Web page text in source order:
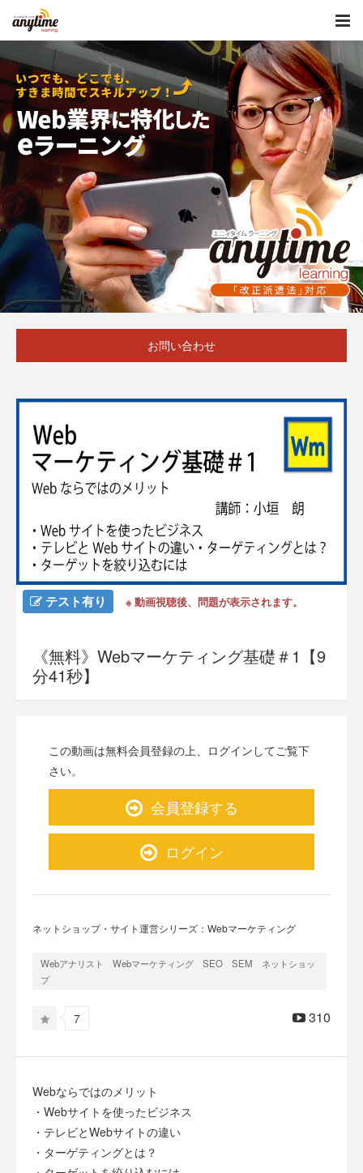
お問い合わせ
テスト有り ※ 動画視聴後、問題が表示されます。
《無料》Webマーケティング基礎＃1【9
分41秒】
この動画は無料会員登録の上、ログインしてご覧下
さい。
会員登録する
ログイン
ネットショップ・サイト運営シリーズ：Webマーケティング
Webアナリスト Webマーケティング SEO SEM ネットショッ
プ
7 310
Webならではのメリット
・Webサイトを使ったビジネス
・テレビとWebサイトの違い
・ターゲティングとは？